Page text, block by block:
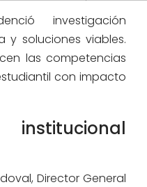
investigación
y soluciones viables.
las competencias
con impacto
Director General